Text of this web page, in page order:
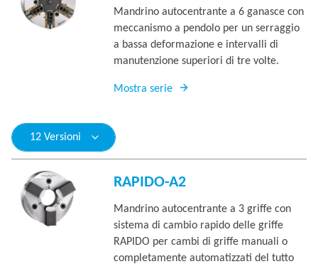
Mandrino autocentrante a 6 ganasce con
meccanismo a pendolo per un serraggio
a bassa deformazione e intervalli di
manutenzione superiori di tre volte.
Mostra serie
12 Versioni
RAPIDO-A2
Mandrino autocentrante a 3 griffe con
sistema di cambio rapido delle griffe
RAPIDO per cambi di griffe manuali o
completamente automatizzati del tutto